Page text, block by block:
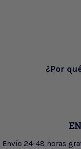
¿Por
Envío 24-48 horas